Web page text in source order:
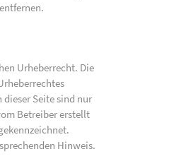
Urheberrecht. Die
Seite sind nur
Betreiber erstellt
Hinweis.